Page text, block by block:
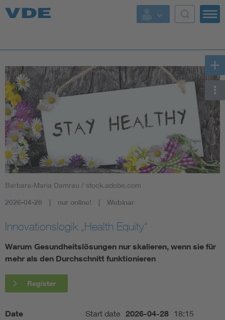
Key Topics
Key Topics
Energy
Standardization
AI & Digital Trust
Health
Barbara-Maria Damrau / stock.adobe.com
2026-04-28 nur online! Webinar
Innovationslogik „Health Equity“
Warum Gesundheitslösungen nur skalieren, wenn sie für
mehr als den Durchschnitt funktionieren
Register
Date Start date 2026-04-28 18:15